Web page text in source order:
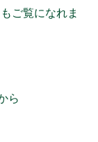
ご覧になれま
ら